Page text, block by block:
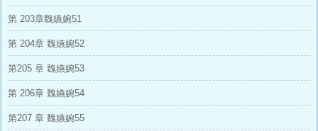
第 203章魏嬿婉51
第 204章 魏嬿婉52
第205 章 魏嬿婉53
第 206章 魏嬿婉54
第207 章 魏嬿婉55